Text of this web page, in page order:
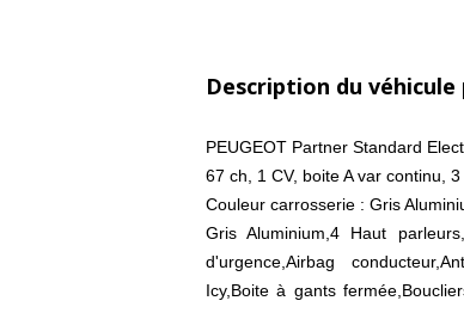
Description du
PEUGEOT Partner Standard
67 ch, 1 CV, boite A var continu,
Couleur carrosserie : Gris
Gris Aluminium,4 Haut
d'urgence,Airbag
Icy,Boite à gants